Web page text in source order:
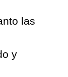
las
y